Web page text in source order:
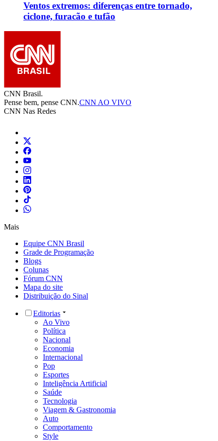
Ventos extremos: diferenças entre tornado,
ciclone, furacão e tufão
CNN Brasil.
Pense bem, pense CNN.CNN AO VIVO
CNN Nas Redes
Mais
Equipe CNN Brasil
Grade de Programação
Blogs
Colunas
Fórum CNN
Mapa do site
Distribuição do Sinal
Editorias
Ao Vivo
Política
Nacional
Economia
Internacional
Pop
Esportes
Inteligência Artificial
Saúde
Tecnologia
Viagem & Gastronomia
Auto
Comportamento
Style